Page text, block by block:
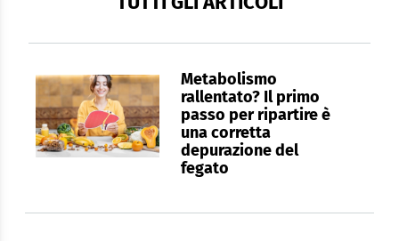
Metabolismo
rallentato? Il primo
passo per ripartire è
una corretta
depurazione del
fegato